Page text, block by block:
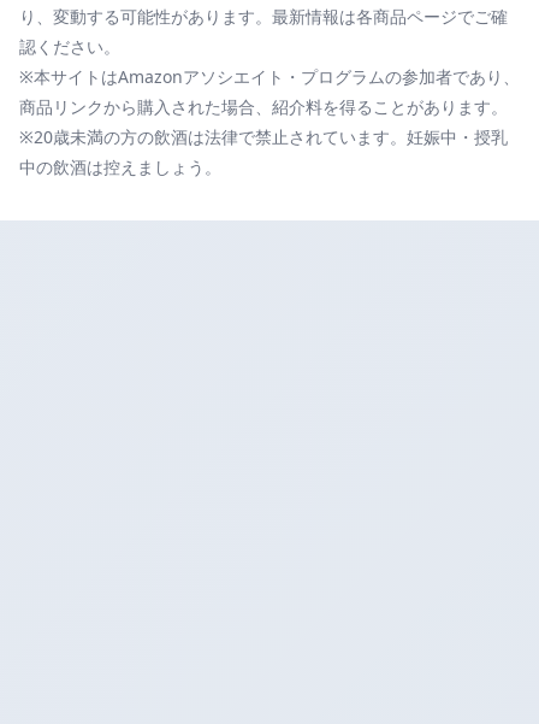
り、変動する可能性があります。最新情報は各商品ページでご確
認ください。
※本サイトはAmazonアソシエイト・プログラムの参加者であり、
商品リンクから購入された場合、紹介料を得ることがあります。
※20歳未満の方の飲酒は法律で禁止されています。妊娠中・授乳
中の飲酒は控えましょう。